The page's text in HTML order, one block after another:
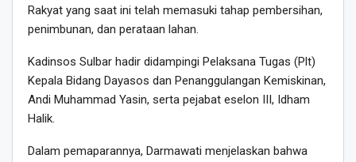
Rakyat yang saat ini telah memasuki tahap pembersihan,
penimbunan, dan perataan lahan.
Kadinsos Sulbar hadir didampingi Pelaksana Tugas (Plt)
Kepala Bidang Dayasos dan Penanggulangan Kemiskinan,
Andi Muhammad Yasin, serta pejabat eselon III, Idham
Halik.
Dalam pemaparannya, Darmawati menjelaskan bahwa